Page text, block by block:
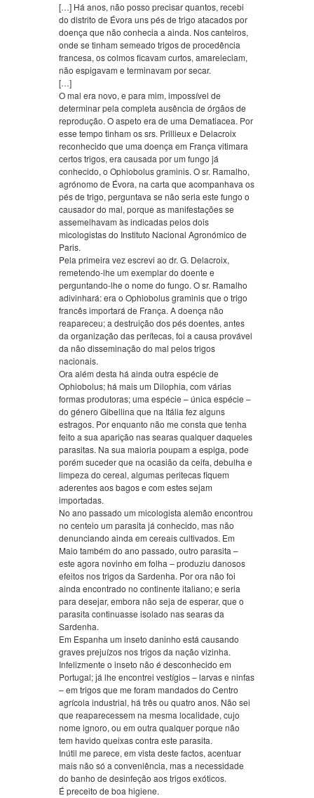
[…] Há anos, não posso precisar quantos, recebi
do distrito de Évora uns pés de trigo atacados por
doença que não conhecia a ainda. Nos canteiros,
onde se tinham semeado trigos de procedência
francesa, os colmos ficavam curtos, amareleciam,
não espigavam e terminavam por secar.
[…]
O mal era novo, e para mim, impossível de
determinar pela completa ausência de órgãos de
reprodução. O aspeto era de uma Dematiacea. Por
esse tempo tinham os srs. Prillieux e Delacroix
reconhecido que uma doença em França vitimara
certos trigos, era causada por um fungo já
conhecido, o Ophiobolus graminis. O sr. Ramalho,
agrónomo de Évora, na carta que acompanhava os
pés de trigo, perguntava se não seria este fungo o
causador do mal, porque as manifestações se
assemelhavam às indicadas pelos dois
micologistas do Instituto Nacional Agronómico de
Paris.
Pela primeira vez escrevi ao dr. G. Delacroix,
remetendo-lhe um exemplar do doente e
perguntando-lhe o nome do fungo. O sr. Ramalho
adivinhará: era o Ophiobolus graminis que o trigo
francês importará de França. A doença não
reapareceu; a destruição dos pés doentes, antes
da organização das perítecas, foi a causa provável
da não disseminação do mal pelos trigos
nacionais.
Ora além desta há ainda outra espécie de
Ophiobolus; há mais um Dilophia, com várias
formas produtoras; uma espécie – única espécie –
do género Gibellina que na Itália fez alguns
estragos. Por enquanto não me consta que tenha
feito a sua aparição nas searas qualquer daqueles
parasitas. Na sua maioria poupam a espiga, pode
porém suceder que na ocasião da ceifa, debulha e
limpeza do cereal, algumas peritecas fiquem
aderentes aos bagos e com estes sejam
importadas.
No ano passado um micologista alemão encontrou
no centeio um parasita já conhecido, mas não
denunciando ainda em cereais cultivados. Em
Maio também do ano passado, outro parasita –
este agora novinho em folha – produziu danosos
efeitos nos trigos da Sardenha. Por ora não foi
ainda encontrado no continente italiano; e seria
para desejar, embora não seja de esperar, que o
parasita continuasse isolado nas searas da
Sardenha.
Em Espanha um inseto daninho está causando
graves prejuízos nos trigos da nação vizinha.
Infelizmente o inseto não é desconhecido em
Portugal; já lhe encontrei vestígios – larvas e ninfas
– em trigos que me foram mandados do Centro
agrícola industrial, há três ou quatro anos. Não sei
que reaparecessem na mesma localidade, cujo
nome ignoro, ou em outra qualquer porque não
tem havido queixas contra este parasita.
Inútil me parece, em vista deste factos, acentuar
mais não só a conveniência, mas a necessidade
do banho de desinfeção aos trigos exóticos.
É preceito de boa higiene.